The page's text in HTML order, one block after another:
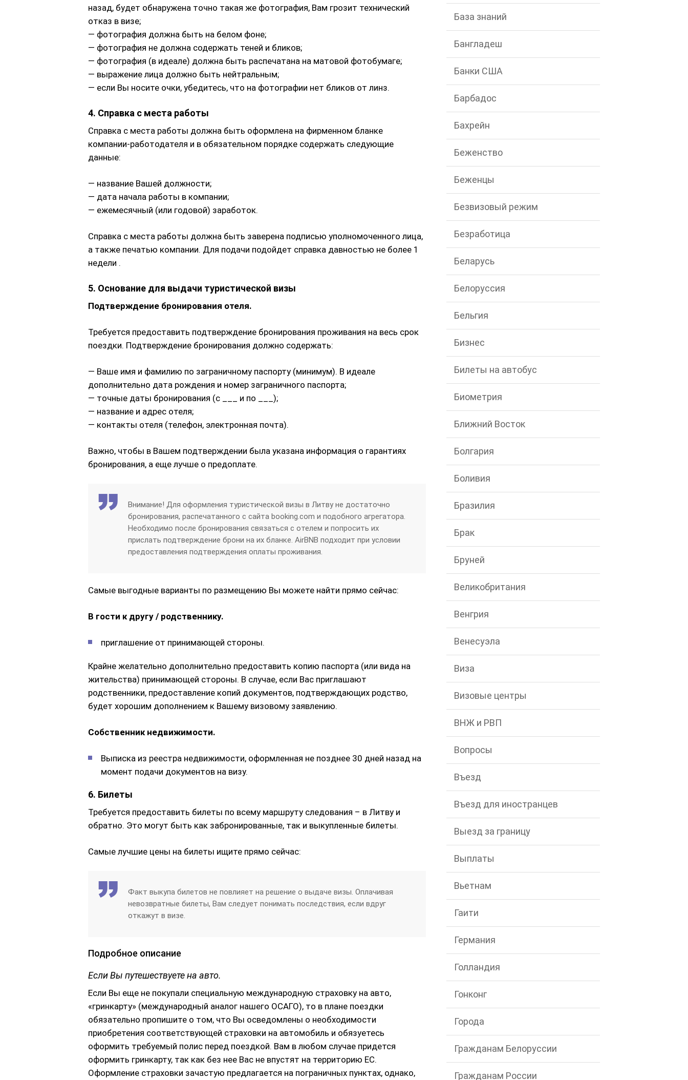
назад, будет обнаружена точно такая же фотография, Вам грозит технический
отказ в визе;
— фотография должна быть на белом фоне;
— фотография не должна содержать теней и бликов;
— фотография (в идеале) должна быть распечатана на матовой фотобумаге;
— выражение лица должно быть нейтральным;
— если Вы носите очки, убедитесь, что на фотографии нет бликов от линз.
4. Справка с места работы
Справка с места работы должна быть оформлена на фирменном бланке
компании-работодателя и в обязательном порядке содержать следующие
данные:
— название Вашей должности;
— дата начала работы в компании;
— ежемесячный (или годовой) заработок.
Справка с места работы должна быть заверена подписью уполномоченного лица,
а также печатью компании. Для подачи подойдет справка давностью не более 1
недели .
5. Основание для выдачи туристической визы
Подтверждение бронирования отеля.
Требуется предоставить подтверждение бронирования проживания на весь срок
поездки. Подтверждение бронирования должно содержать:
— Ваше имя и фамилию по заграничному паспорту (минимум). В идеале
дополнительно дата рождения и номер заграничного паспорта;
— точные даты бронирования (с ___ и по ___);
— название и адрес отеля;
— контакты отеля (телефон, электронная почта).
Важно, чтобы в Вашем подтверждении была указана информация о гарантиях
бронирования, а еще лучше о предоплате.
Внимание! Для оформления туристической визы в Литву не достаточно
бронирования, распечатанного с сайта booking.com и подобного агрегатора.
Необходимо после бронирования связаться с отелем и попросить их
прислать подтверждение брони на их бланке. AirBNB подходит при условии
предоставления подтверждения оплаты проживания.
Самые выгодные варианты по размещению Вы можете найти прямо сейчас:
В гости к другу / родственнику.
приглашение от принимающей стороны.
Крайне желательно дополнительно предоставить копию паспорта (или вида на
жительства) принимающей стороны. В случае, если Вас приглашают
родственники, предоставление копий документов, подтверждающих родство,
будет хорошим дополнением к Вашему визовому заявлению.
Собственник недвижимости.
Выписка из реестра недвижимости, оформленная не позднее 30 дней назад на
момент подачи документов на визу.
6. Билеты
Требуется предоставить билеты по всему маршруту следования – в Литву и
обратно. Это могут быть как забронированные, так и выкупленные билеты.
Самые лучшие цены на билеты ищите прямо сейчас:
Факт выкупа билетов не повлияет на решение о выдаче визы. Оплачивая
невозвратные билеты, Вам следует понимать последствия, если вдруг
откажут в визе.
Подробное описание
Если Вы путешествуете на авто.
Если Вы еще не покупали специальную международную страховку на авто,
«гринкарту» (международный аналог нашего ОСАГО), то в плане поездки
обязательно пропишите о том, что Вы осведомлены о необходимости
приобретения соответствующей страховки на автомобиль и обязуетесь
оформить требуемый полис перед поездкой. Вам в любом случае придется
оформить гринкарту, так как без нее Вас не впустят на территорию ЕС.
Оформление страховки зачастую предлагается на пограничных пунктах, однако,
База знаний
Бангладеш
Банки США
Барбадос
Бахрейн
Беженство
Беженцы
Безвизовый режим
Безработица
Беларусь
Белоруссия
Бельгия
Бизнес
Билеты на автобус
Биометрия
Ближний Восток
Болгария
Боливия
Бразилия
Брак
Бруней
Великобритания
Венгрия
Венесуэла
Виза
Визовые центры
ВНЖ и РВП
Вопросы
Въезд
Въезд для иностранцев
Выезд за границу
Выплаты
Вьетнам
Гаити
Германия
Голландия
Гонконг
Города
Гражданам Белоруссии
Гражданам России